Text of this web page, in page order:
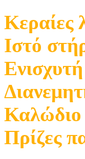
Κεραίες
Ιστό
Πρίζες